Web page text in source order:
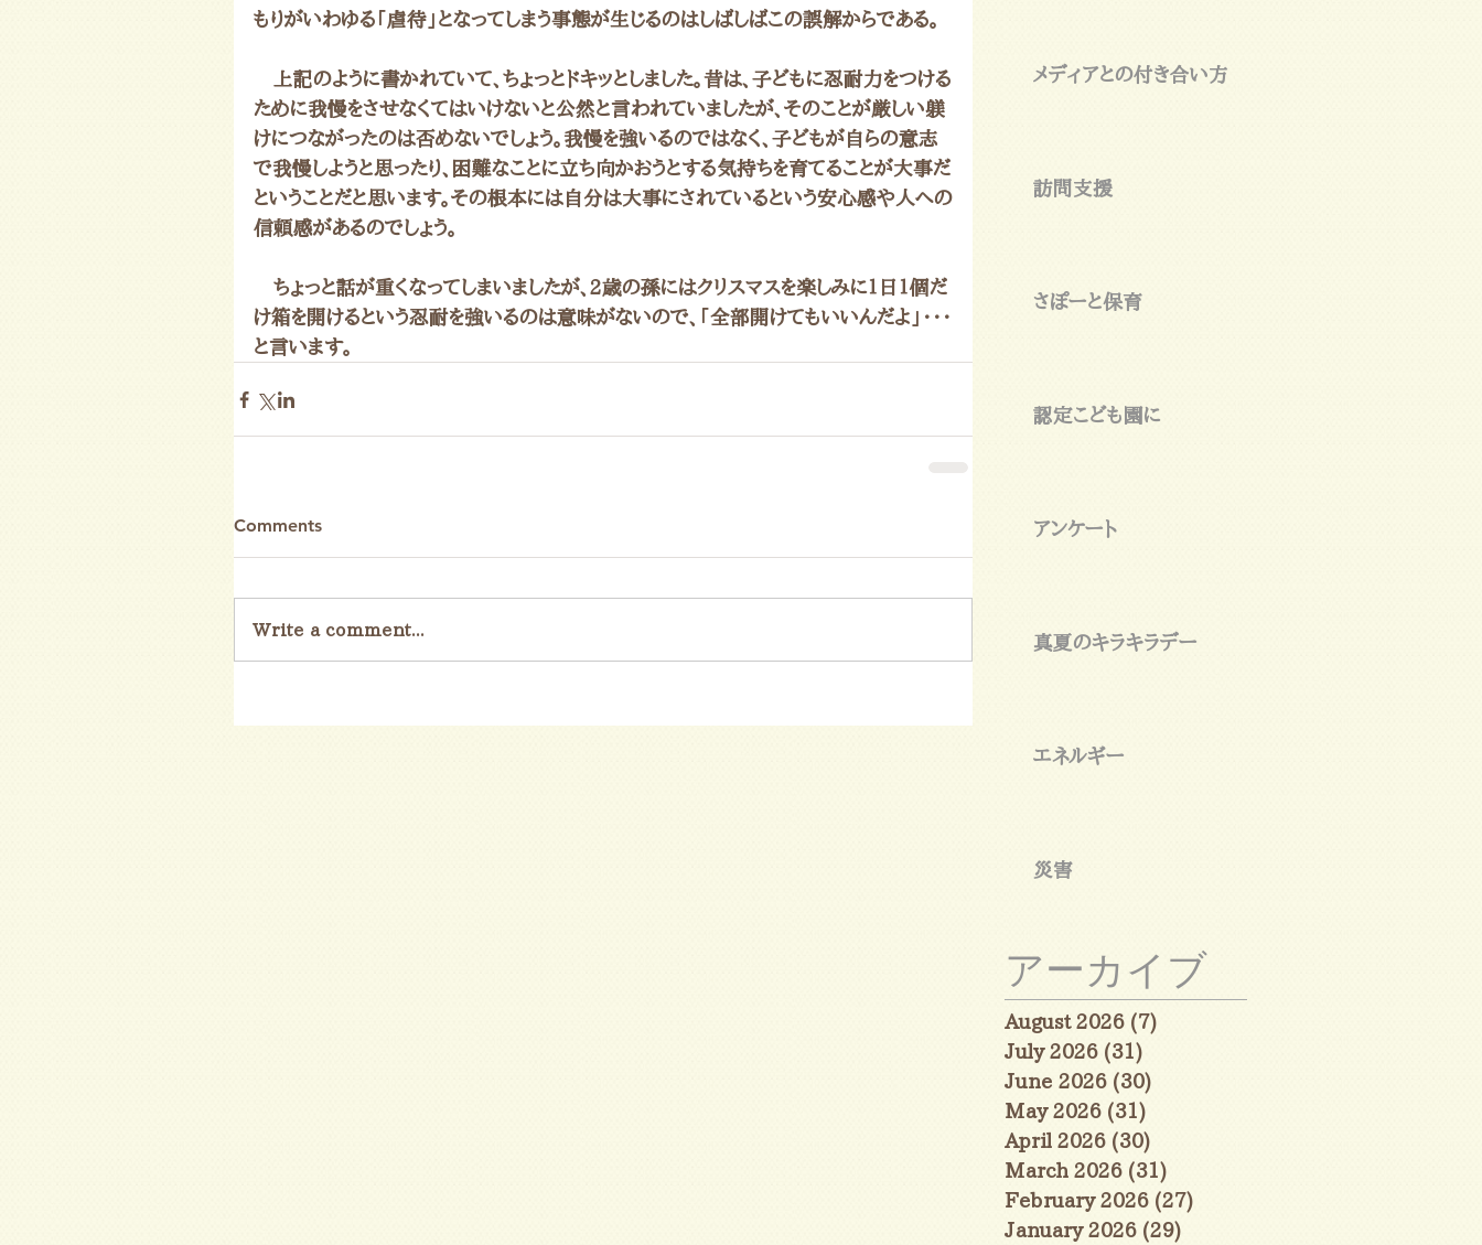
もりがいわゆる「虐待」となってしまう事態が生じるのはしばしばこの誤解からである。
上記のように書かれていて、ちょっとドキッとしました。昔は、子どもに忍耐力をつける
ために我慢をさせなくてはいけないと公然と言われていましたが、そのことが厳しい躾
けにつながったのは否めないでしょう。我慢を強いるのではなく、子どもが自らの意志
で我慢しようと思ったり、困難なことに立ち向かおうとする気持ちを育てることが大事だ
ということだと思います。その根本には自分は大事にされているという安心感や人への
信頼感があるのでしょう。
ちょっと話が重くなってしまいましたが、2歳の孫にはクリスマスを楽しみに１日１個だ
け箱を開けるという忍耐を強いるのは意味がないので、「全部開けてもいいんだよ」・・・
と言います。
Comments
Write a comment...
メディアとの付き合い方
訪問支援
さぽーと保育
認定こども園に
アンケート
真夏のキラキラデー
エネルギー
災害
アーカイブ
August 2026 (7)
July 2026 (31)
June 2026 (30)
May 2026 (31)
April 2026 (30)
March 2026 (31)
February 2026 (27)
January 2026 (29)